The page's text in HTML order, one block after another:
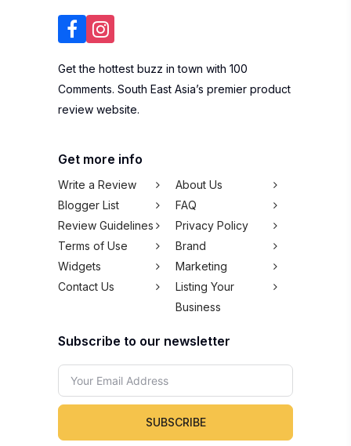
Get the hottest buzz in town with 100
Comments. South East Asia’s premier product
review website.
Get more info
Write a Review
About Us
Blogger List
FAQ
Review Guidelines
Privacy Policy
Terms of Use
Brand
Widgets
Marketing
Contact Us
Listing Your
Business
Subscribe to our newsletter
SUBSCRIBE